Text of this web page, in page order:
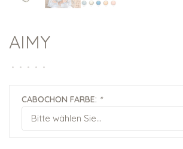
AIMY
• • • • •
CABOCHON FARBE: *
Bitte wählen Sie...